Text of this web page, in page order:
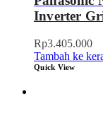
Inverter
Rp3.405.000
Tambah ke
Quick View